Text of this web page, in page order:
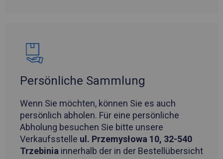
Persönliche Sammlung
Wenn Sie möchten, können Sie es auch
persönlich abholen. Für eine persönliche
Abholung besuchen Sie bitte unsere
Verkaufsstelle ul. Przemysłowa 10, 32-540
Trzebinia innerhalb der in der Bestellübersicht